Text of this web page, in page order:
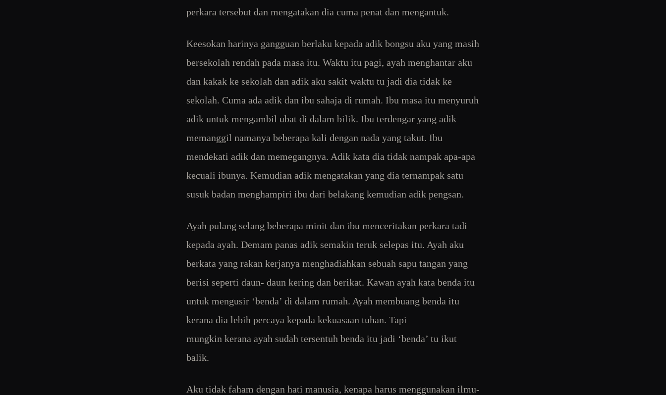
perkara tersebut dan mengatakan dia cuma penat dan mengantuk.
Keesokan harinya gangguan berlaku kepada adik bongsu aku yang masih
bersekolah rendah pada masa itu. Waktu itu pagi, ayah menghantar aku
dan kakak ke sekolah dan adik aku sakit waktu tu jadi dia tidak ke
sekolah. Cuma ada adik dan ibu sahaja di rumah. Ibu masa itu menyuruh
adik untuk mengambil ubat di dalam bilik. Ibu terdengar yang adik
memanggil namanya beberapa kali dengan nada yang takut. Ibu
mendekati adik dan memegangnya. Adik kata dia tidak nampak apa-apa
kecuali ibunya. Kemudian adik mengatakan yang dia ternampak satu
susuk badan menghampiri ibu dari belakang kemudian adik pengsan.
Ayah pulang selang beberapa minit dan ibu menceritakan perkara tadi
kepada ayah. Demam panas adik semakin teruk selepas itu. Ayah aku
berkata yang rakan kerjanya menghadiahkan sebuah sapu tangan yang
berisi seperti daun- daun kering dan berikat. Kawan ayah kata benda itu
untuk mengusir ‘benda’ di dalam rumah. Ayah membuang benda itu
kerana dia lebih percaya kepada kekuasaan tuhan. Tapi
mungkin kerana ayah sudah tersentuh benda itu jadi ‘benda’ tu ikut
balik.
Aku tidak faham dengan hati manusia, kenapa harus menggunakan ilmu-